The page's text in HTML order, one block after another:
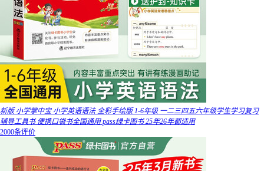
新版 小学掌中宝 小学英语语法 全彩手绘版 1-6年级 一二三四五六年级学生学习复习
辅导工具书 便携口袋书全国通用 pass绿卡图书 25年26年都适用
2000条评价